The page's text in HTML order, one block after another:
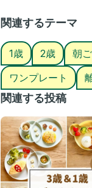
関連するテーマ
1歳 2歳 朝
ワンプレート
関連する投稿